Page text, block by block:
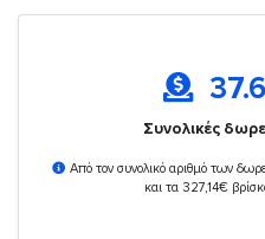
Συνολικές
Από τον συνολικό αριθμό των
και τα 327,14€